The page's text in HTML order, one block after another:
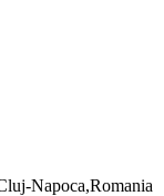
Napoca,Romania